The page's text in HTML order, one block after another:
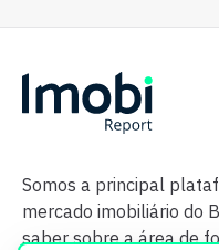
Somos a principal
mercado imobiliário do
saber sobre a área de